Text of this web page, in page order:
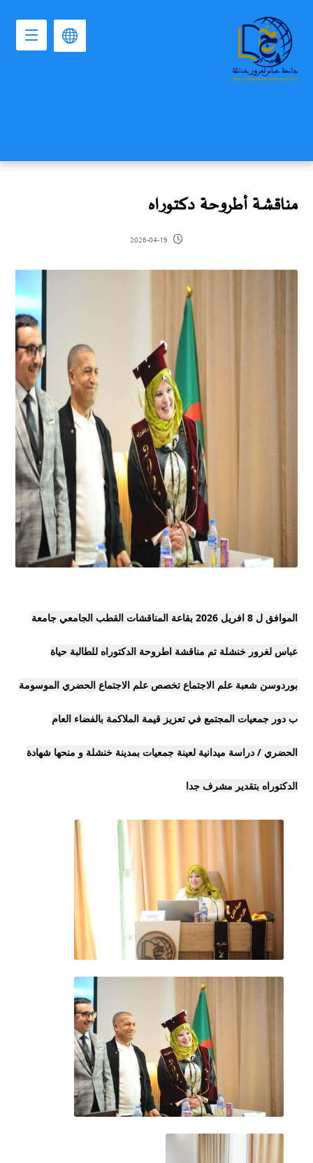
مناقشة أطروحة دكتوراه
2026-04-19
الموافق ل 8 افريل 2026 بقاعة المناقشات القطب الجامعي جامعة
عباس لغرور خنشلة تم مناقشة اطروحة الدكتوراه للطالبة حياة
بوردوسن شعبة علم الاجتماع تخصص علم الاجتماع الحضري الموسومة
ب دور جمعيات المجتمع في تعزيز قيمة الملاكمة بالفضاء العام
الحضري / دراسة ميدانية لعينة جمعيات بمدينة خنشلة و منحها شهادة
الدكتوراه بتقدير مشرف جدا